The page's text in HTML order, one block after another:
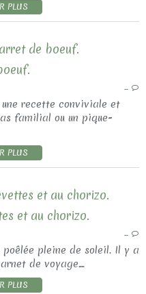
PLUS
de boeuf.
…
une recette conviviale et
familial ou un pique-
PLUS
et au chorizo.
…
poêlée pleine de soleil. Il y a
de voyage....
PLUS